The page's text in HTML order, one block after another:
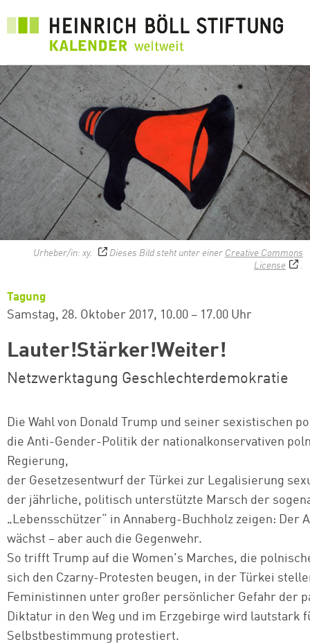
Urheber/in: xy. Dieses Bild steht unter einer Creative Commons
License
.
Tagung
Samstag, 28. Oktober 2017 10.00 – 17.00 Uhr
Lauter!Stärker!Weiter!
Netzwerktagung Geschlechterdemokratie
Die Wahl von Donald Trump und seiner sexistischen
die Anti-⁠Gender-⁠Politik der nationalkonservativen
Regierung,
der Gesetzesentwurf der Türkei zur Legalisierung
der jährliche, politisch unterstützte Marsch der
„Lebensschützer“ in Annaberg-⁠Buchholz zeigen: Der
wächst – aber auch die Gegenwehr.
So trifft Trump auf die Women's Marches, die
sich den Czarny-⁠Protesten beugen, in der Türkei
Feministinnen unter großer persönlicher Gefahr der
Diktatur in den Weg und im Erzgebirge wird lautstark
Selbstbestimmung protestiert.